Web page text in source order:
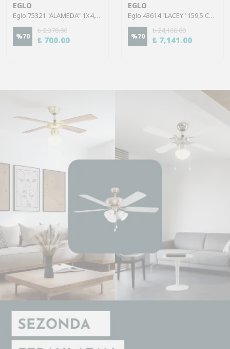
EGLO
Eglo 75321 "ALAMEDA" 1X4,5W Çelik Nikel Mat Sıva Üstü Spot
%70
₺ 2,370.00
₺ 700.00
EGLO
Eglo 43614 "LACEY" 159,5 Cm Yüksekliğinde Çelik, Ahşap Köşe Lambası Lambader
%70
₺ 24,166.00
₺ 7,141.00